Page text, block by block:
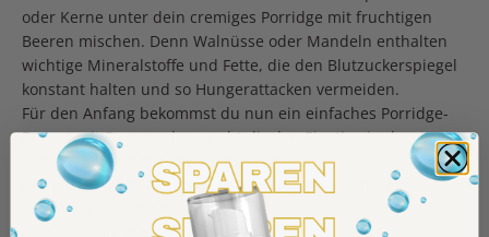
oder Kerne unter dein cremiges Porridge mit fruchtigen
Beeren mischen. Denn Walnüsse oder Mandeln enthalten
wichtige Mineralstoffe und Fette, die den Blutzuckerspiegel
konstant halten und so Hungerattacken vermeiden.
Für den Anfang bekommst du nun ein einfaches Porridge-
Rezept mit Beeren, das macht dir den Einstieg in das warme
Schüsselglück ganz leicht.
Porridge-Beeren-Rezept: Zubereitung in 15 Minuten
Zutaten für 1 Portion: